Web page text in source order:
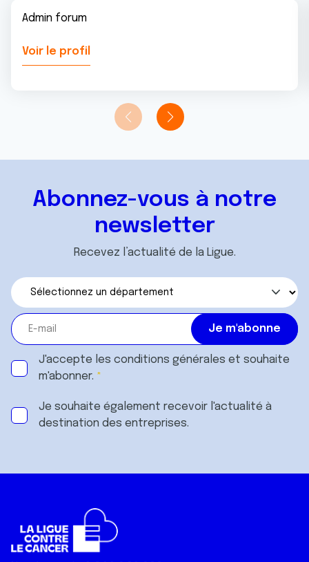
Admin forum
Voir le profil
Abonnez-vous à notre
newsletter
Recevez l’actualité de la Ligue.
J'accepte les conditions générales et souhaite
m'abonner.
Je souhaite également recevoir l'actualité à
destination des entreprises.